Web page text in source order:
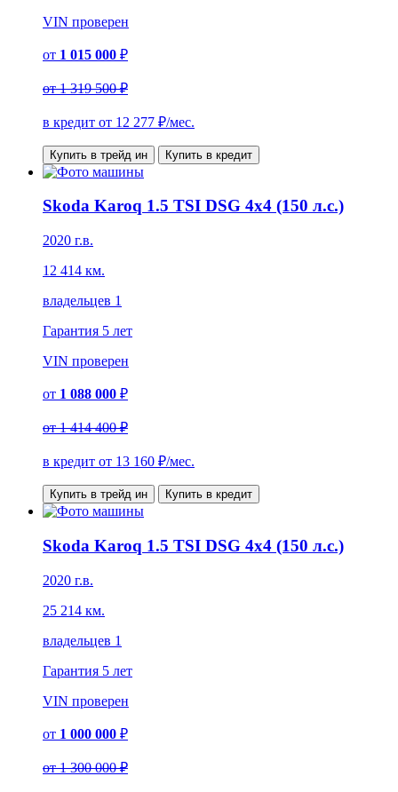
VIN проверен
от 1 015 000 ₽
от1 319 500 ₽
в кредит от 12 277 ₽/мес.
Купить в трейд ин Купить в кредит
Skoda Karoq 1.5 TSI DSG 4x4 (150 л.с.)
2020 г.в.
12 414 км.
владельцев 1
Гарантия 5 лет
VIN проверен
от 1 088 000 ₽
от1 414 400 ₽
в кредит от 13 160 ₽/мес.
Купить в трейд ин Купить в кредит
Skoda Karoq 1.5 TSI DSG 4x4 (150 л.с.)
2020 г.в.
25 214 км.
владельцев 1
Гарантия 5 лет
VIN проверен
от 1 000 000 ₽
от1 300 000 ₽